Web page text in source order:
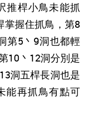
推桿小鳥未能抓
掌握住抓鳥，第8
第5丶9洞也都輕
10丶12洞分別是
洞五桿長洞也是
能再抓鳥有點可